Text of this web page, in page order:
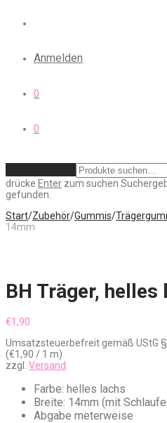
Anmelden
0
0
drücke Enter zum suchen
gefunden.
Start/Zubehör/Gummis/
14mm
BH Träger, helles
€1,90
Umsatzsteuerbefreit gemäß UStG
(€1,90 / 1 m)
zzgl. Versand
Farbe: helles lachs
Breite: 14mm (mit
Abgabe meterweise